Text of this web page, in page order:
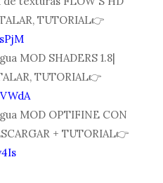
TUTORIAL👉
MOD SHADERS 1.8|
TUTORIAL👉
MOD OPTIFINE CON
+ TUTORIAL👉